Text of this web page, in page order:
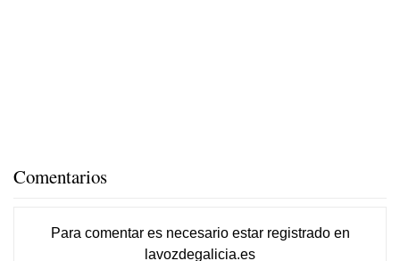
Comentarios
Para comentar es necesario estar registradoen
lavozdegalicia.es